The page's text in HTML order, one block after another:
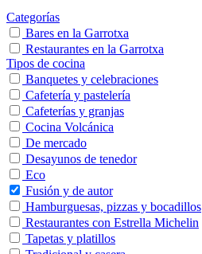
Categorías
Bares en la Garrotxa
Restaurantes en la Garrotxa
Tipos de cocina
Banquetes y celebraciones
Cafetería y pastelería
Cafeterías y granjas
Cocina Volcánica
De mercado
Desayunos de tenedor
Eco
Fusión y de autor
Hamburguesas, pizzas y bocadillos
Restaurantes con Estrella Michelin
Tapetas y platillos